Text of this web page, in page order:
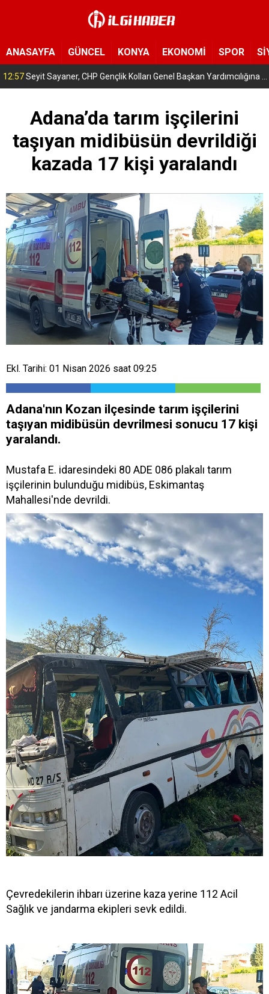
ANASAYFA GÜNCEL KONYA EKONOMİ SPOR
12:48 TÜVTÜRK’ün desteğiyle ilk kez düzenlenen Anadolu Dostluk
Adana’da tarım işçilerini
taşıyan midibüsün devrildiği
kazada 17 kişi yaralandı
Ekl. Tarihi: 01 Nisan 2026 saat 09:25
Adana'nın Kozan ilçesinde tarım işçilerini
taşıyan midibüsün devrilmesi sonucu 17 kişi
yaralandı.
Mustafa E. idaresindeki 80 ADE 086 plakalı tarım
işçilerinin bulunduğu midibüs, Eskimantaş
Mahallesi'nde devrildi.
Çevredekilerin ihbarı üzerine kaza yerine 112 Acil
Sağlık ve jandarma ekipleri sevk edildi.